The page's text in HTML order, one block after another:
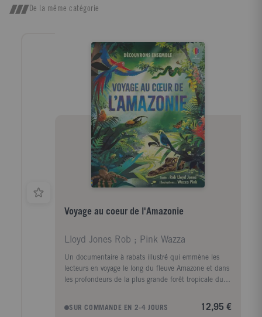
grammaire, d'orthographe, de prononciation, l'origine
noms des habitants des pays et des régions CE-CM 8-
De la même catégorie
Voyage au coeur de l'Amazonie
Lloyd Jones Rob ; Pink Wazza
Un documentaire à rabats illustré qui emmène les
lecteurs en voyage le long du fleuve Amazone et dans
les profondeurs de la plus grande forêt tropicale du
fleuve et dans les profondeurs de la plus grande forêt
tropicale du monde. Tourne les pages et soulève les
SUR COMMANDE EN 2-4 JOURS 12,95 €